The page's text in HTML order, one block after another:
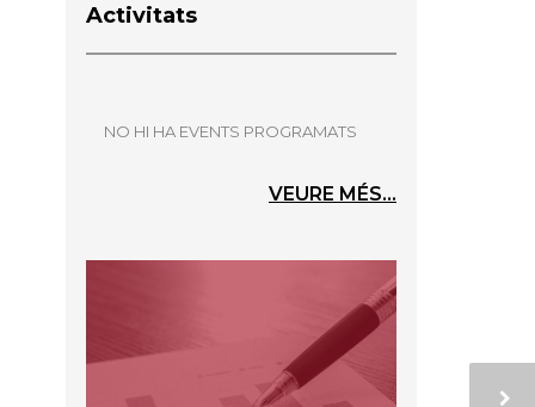
Activitats
NO HI HA EVENTS PROGRAMATS
VEURE MÉS...